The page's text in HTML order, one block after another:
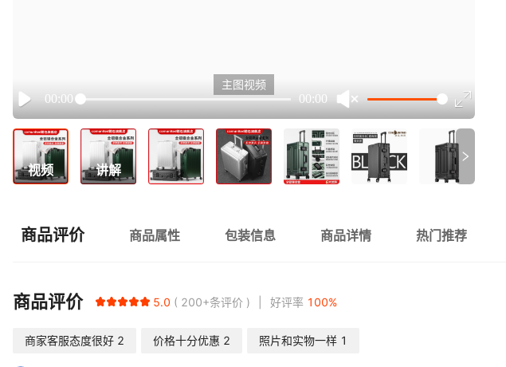
Play
00:00 00:00
主图视频
视频 讲解
商品评价 商品属性 包装信息 商品详情 热门推荐
商品评价 5.0 200+条评价 好评率 100%
商家客服态度很好 2 价格十分优惠 2 照片和实物一样 1